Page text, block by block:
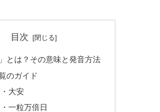
目次
」とは？その意味と発音方法
のガイド
・大安
・一粒万倍日